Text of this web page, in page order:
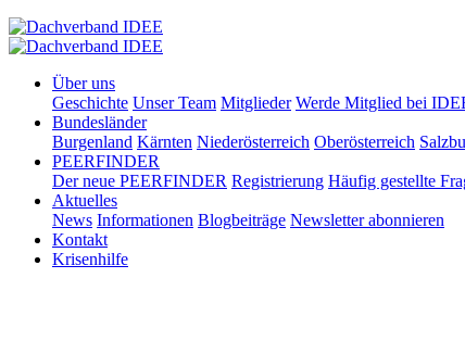
Über uns
Geschichte Unser Team Mitglieder Werde Mitglied bei
Bundesländer
Burgenland Kärnten Niederösterreich Oberösterreich
PEERFINDER
Der neue PEERFINDER Registrierung Häufig gestellte
Aktuelles
News Informationen Blogbeiträge Newsletter abonnieren
Kontakt
Krisenhilfe